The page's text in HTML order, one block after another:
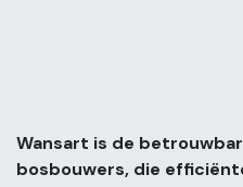
Wansart is de
bosbouwers, die